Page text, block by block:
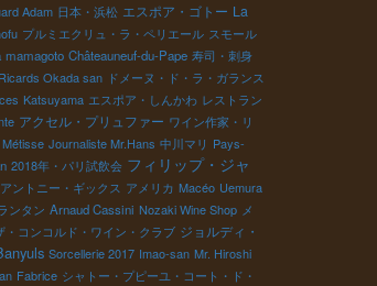
Adam 日本・浜松 エスポア・ゴトー La
プルミエクリュ・ラ・ペリエール スモール
mamagoto Châteauneuf-du-Pape 寿司・刺身
Okada san ドメーヌ・ド・ラ・ガランス
Katsuyama エスポア・しんかわ レストラン
アクセル・プリュファー ワイン作家・リ
Journaliste Mr.Hans 中川マリ Pays-
2018年・パリ試飲会 フィリップ・ジャ
アントニー・ギックス アメリカ Macéo Uemura
ンタン Arnaud Cassini Nozaki Wine Shop メ
・コンコルド・ワイン・クラブ ジョルディ・
Sorcellerie 2017 Imao-san Mr. Hiroshi
Fabrice シャトー・プピーユ・コート・ド・